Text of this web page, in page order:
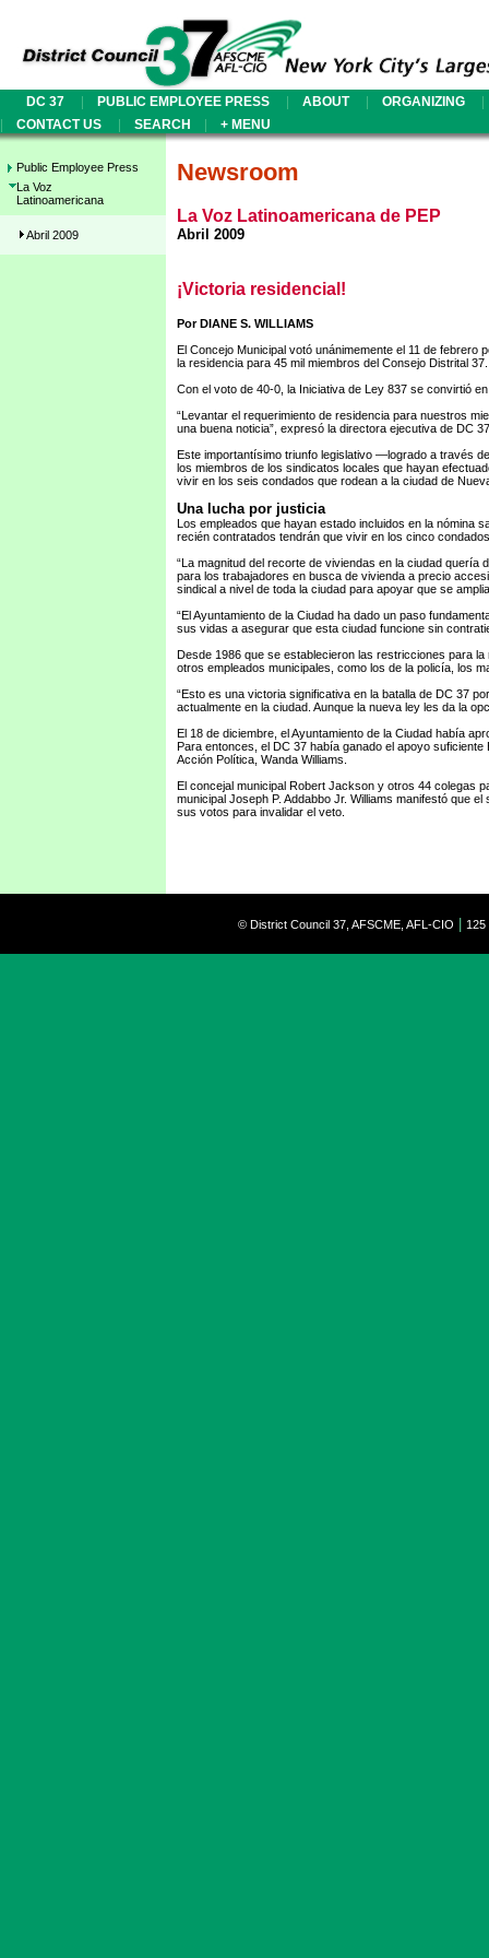
DC 37 | PUBLIC EMPLOYEE PRESS | ABOUT | ORGANIZING
|
|
CONTACT US | SEARCH | + MENU
Public Employee Press
La Voz
Latinoamericana
Abril 2009
Newsroom
La Voz Latinoamericana de PEP
Abril 2009
¡Victoria residencial!
Por DIANE S. WILLIAMS
El Concejo Municipal votó unánimemente el 11 de
la residencia para 45 mil miembros del Consejo Distrital 37.
Con el voto de 40-0, la Iniciativa de Ley 837 se convirtió
“Levantar el requerimiento de residencia para nuestros
una buena noticia”, expresó la directora ejecutiva de DC
Este importantísimo triunfo legislativo —logrado a través
los miembros de los sindicatos locales que hayan
vivir en los seis condados que rodean a la ciudad de
Una lucha por justicia
Los empleados que hayan estado incluidos en la nómina
recién contratados tendrán que vivir en los cinco
“La magnitud del recorte de viviendas en la ciudad
para los trabajadores en busca de vivienda a precio
sindical a nivel de toda la ciudad para apoyar que se
“El Ayuntamiento de la Ciudad ha dado un paso
sus vidas a asegurar que esta ciudad funcione sin
Desde 1986 que se establecieron las restricciones para
otros empleados municipales, como los de la policía, los
“Esto es una victoria significativa en la batalla de DC 37
actualmente en la ciudad. Aunque la nueva ley les da la
El 18 de diciembre, el Ayuntamiento de la Ciudad había
Para entonces, el DC 37 había ganado el apoyo
Acción Política, Wanda Williams.
El concejal municipal Robert Jackson y otros 44 colegas
municipal Joseph P. Addabbo Jr. Williams manifestó que
sus votos para invalidar el veto.
© District Council 37, AFSCME, AFL-CIO 125